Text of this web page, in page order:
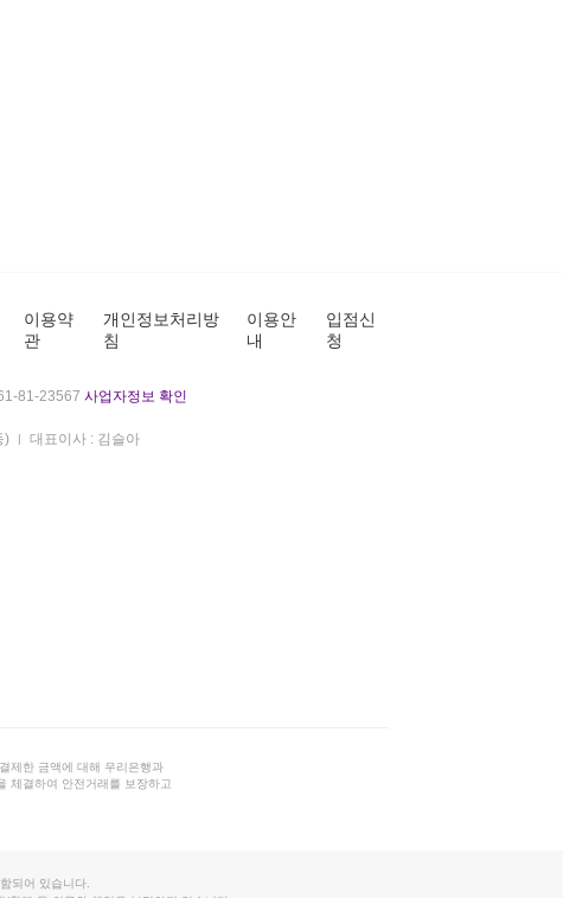
이용약
관
개인정보처리방
침
이용안
내
입점신
청
81-23567 사업자정보 확인
)
대표이사 : 김슬아
제한 금액에 대해 우리은행과
체결하여 안전거래를 보장하고
되어 있습니다.